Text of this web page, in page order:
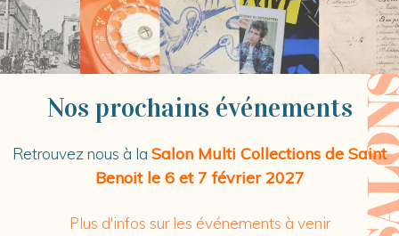
Nos prochains événements
Retrouvez nous à la Salon Multi Collections de Saint
Benoit le 6 et 7 février 2027
Plus d'infos sur les événements à venir